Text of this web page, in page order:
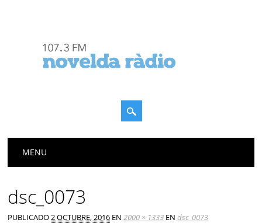
Menú principal
MENU
dsc_0073
PUBLICADO2 OCTUBRE, 2016 EN2000 × 1333 ENdsc_0073